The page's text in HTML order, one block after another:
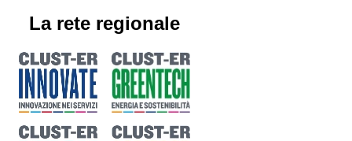
La rete regionale